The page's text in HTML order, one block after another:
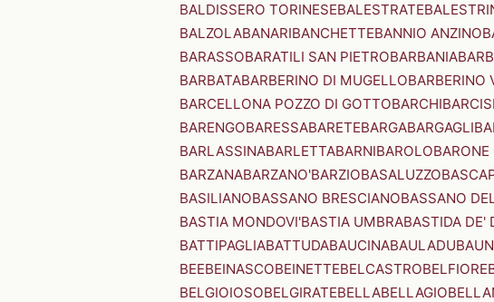
BALDISSERO TORINESEBALESTRATE
BALZOLABANARIBANCHETTEBANNIO ANZINO
BARASSOBARATILI SAN PIETROBARBANIA
BARBATABARBERINO DI MUGELLOBARBERINO
BARCELLONA POZZO DI GOTTOBARCHIBARCIS
BARENGOBARESSABARETEBARGABARGAGLI
BARLASSINABARLETTABARNIBAROLOBARONE
BARZANABARZANO'BARZIOBASALUZZO
BASILIANOBASSANO BRESCIANOBASSANO
BASTIA MONDOVI'BASTIA UMBRABASTIDA DE'
BATTIPAGLIABATTUDABAUCINABAULADU
BEEBEINASCOBEINETTEBELCASTROBELFIORE
BELGIOIOSOBELGIRATEBELLABELLAGIO